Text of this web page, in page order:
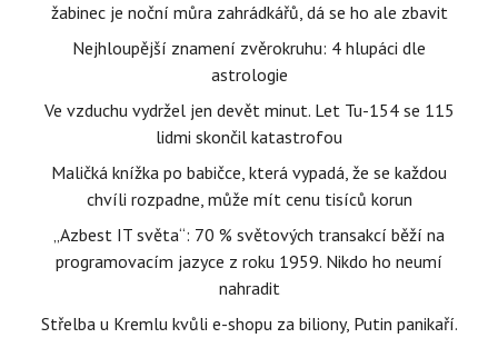
žabinec je noční můra zahrádkářů, dá se ho ale zbavit
Nejhloupější znamení zvěrokruhu: 4 hlupáci dle
astrologie
Ve vzduchu vydržel jen devět minut. Let Tu-154 se 115
lidmi skončil katastrofou
Maličká knížka po babičce, která vypadá, že se každou
chvíli rozpadne, může mít cenu tisíců korun
„Azbest IT světa“: 70 % světových transakcí běží na
programovacím jazyce z roku 1959. Nikdo ho neumí
nahradit
Střelba u Kremlu kvůli e-shopu za biliony, Putin panikaří.